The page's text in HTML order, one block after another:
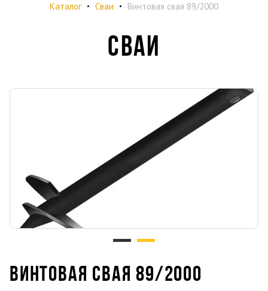
Каталог Сваи Винтовая свая 89/2000
СВАИ
ВИНТОВАЯ СВАЯ 89/2000